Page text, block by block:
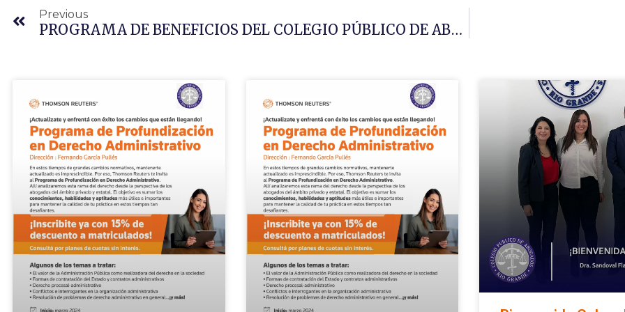
Previous
PROGRAMA DE BENEFICIOS DEL COLEGIO PÚBLICO DE ABOGADOS DE RÍO GRANDE